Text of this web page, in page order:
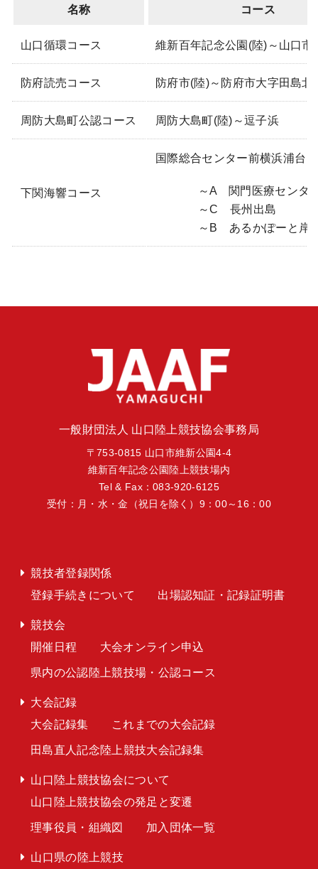
名称 コース
山口循環コース 維新百年記念公園(陸)～山口市
防府読売コース 防府市(陸)～防府市大字田島北
周防大島町公認コース 周防大島町(陸)～逗子浜
下関海響コース
国際総合センター前横浜浦台
～A 関門医療センタ
～C 長州出島
～B あるかぽーと岸
一般財団法人 山口陸上競技協会事務局
〒753-0815 山口市維新公園4-4
維新百年記念公園陸上競技場内
Tel & Fax：083-920-6125
受付：月・水・金（祝日を除く）9：00～16：00
競技者登録関係
登録手続きについて
出場認知証・記録証明書
競技会
開催日程
大会オンライン申込
県内の公認陸上競技場・公認コース
大会記録
大会記録集
これまでの大会記録
田島直人記念陸上競技大会記録集
山口陸上競技協会について
山口陸上競技協会の発足と変遷
理事役員・組織図 加入団体一覧
山口県の陸上競技